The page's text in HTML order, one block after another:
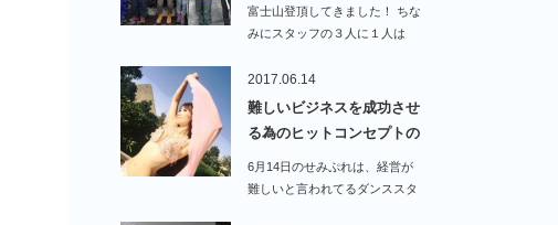
富士山登頂してきました！ ちな
みにスタッフの３人に１人は
2017.06.14
難しいビジネスを成功させ
る為のヒットコンセプトの
作…
6月14日のせみぷれは、経営が
難しいと言われてるダンススタ